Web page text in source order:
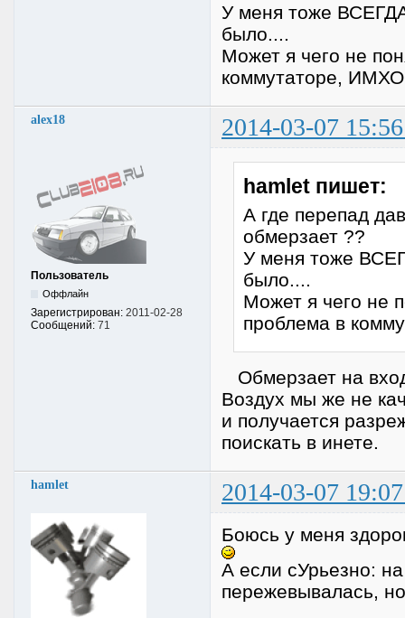
У меня тоже
было....
Может я чего не
коммутаторе, ИМХО
alex18 2014-03-07
Пользователь
Оффлайн
Зарегистрирован: 2011-02-28
Сообщений: 71
hamlet пишет:
А где перепад
обмерзает ??
У меня тоже
было....
Может я чего не
проблема в
Обмерзает на
Воздух мы же не
и получается
поискать в инете.
hamlet 2014-03-07
Боюсь у меня
А если сУрьезно:
пережевывалась,